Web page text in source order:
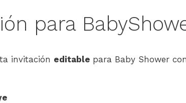
para
invitación editable para Baby Shower